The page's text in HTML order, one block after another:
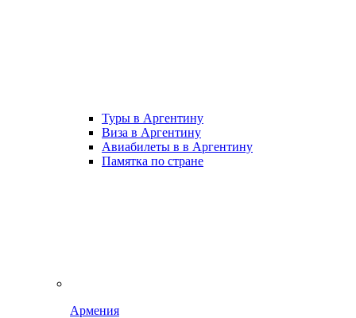
Туры в Аргентину
Виза в Аргентину
Авиабилеты в в Аргентину
Памятка по стране
Армения